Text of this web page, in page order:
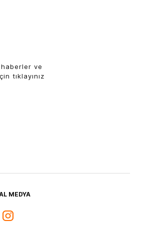
haberler ve
tıklayınız
MEDYA